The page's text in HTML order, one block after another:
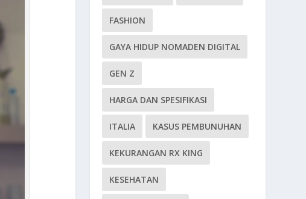
FASHION
GAYA HIDUP NOMADEN DIGITAL
GEN Z
HARGA DAN SPESIFIKASI
ITALIA KASUS PEMBUNUHAN
KEKURANGAN RX KING
KESEHATAN